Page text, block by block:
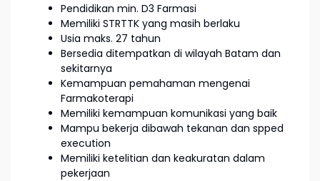
Pendidikan min. D3 Farmasi
Memiliki STRTTK yang masih berlaku
Usia maks. 27 tahun
Bersedia ditempatkan di wilayah Batam dan
sekitarnya
Kemampuan pemahaman mengenai
Farmakoterapi
Memiliki kemampuan komunikasi yang baik
Mampu bekerja dibawah tekanan dan spped
execution
Memiliki ketelitian dan keakuratan dalam
pekerjaan